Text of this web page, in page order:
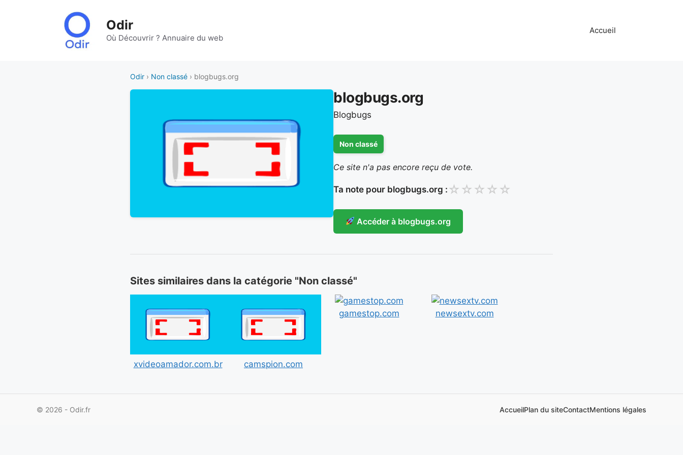
Odir
Où Découvrir ? Annuaire du web
Accueil
Odir › Non classé › blogbugs.org
blogbugs.org
Blogbugs
Non classé
Ce site n'a pas encore reçu de vote.
Ta note pour blogbugs.org : ☆ ☆ ☆ ☆ ☆
Accéder à blogbugs.org
Sites similaires dans la catégorie "Non classé"
xvideoamador.com.br camspion.com
gamestop.com newsextv.com
© 2026 - Odir.fr AccueilPlan du siteContactMentions légales